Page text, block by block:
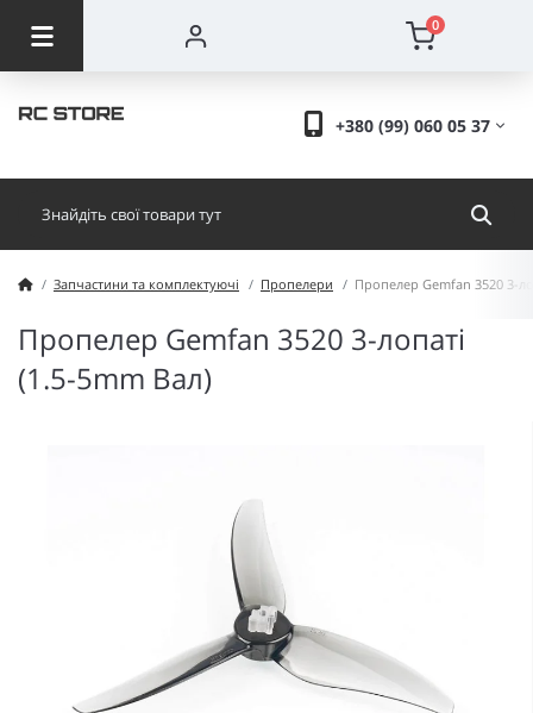
0
+380 (99) 060 05 37
Запчастини та комплектуючі Пропелери Пропелер Gemfan 3520 3-
Пропелер Gemfan 3520 3-лопаті
(1.5-5mm Вал)